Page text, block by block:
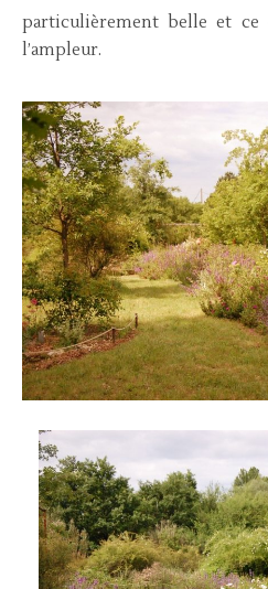
particulièrement belle et
l’ampleur.